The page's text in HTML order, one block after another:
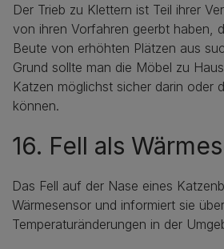
Der Trieb zu Klettern ist Teil ihrer
von ihren Vorfahren geerbt haben,
Beute von erhöhten Plätzen aus
Grund sollte man die Möbel zu
Katzen möglichst sicher darin oder
können.
16. Fell als
Das Fell auf der Nase eines
Wärmesensor und informiert sie über
Temperaturänderungen in der